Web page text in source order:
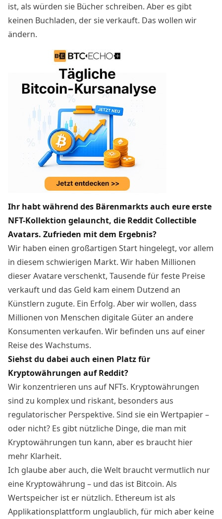
ist, als würden sie Bücher schreiben. Aber es gibt
keinen Buchladen, der sie verkauft. Das wollen wir
ändern.
Ihr habt während des Bärenmarkts auch eureerste
NFT-Kollektion gelauncht, die Reddit Collectible
Avatars. Zufrieden mit dem Ergebnis?
Wir haben einen großartigen Start hingelegt, vor allem
in diesem schwierigen Markt. Wir haben Millionen
dieser Avatare verschenkt, Tausende für feste Preise
verkauft und das Geld kam einem Dutzend an
Künstlern zugute. Ein Erfolg. Aber wir wollen, dass
Millionen von Menschen digitale Güter an andere
Konsumenten verkaufen. Wir befinden uns auf einer
Reise des Wachstums.
Siehst du dabei auch einen Platz für
Kryptowährungen auf Reddit?
Wir konzentrieren uns auf NFTs. Kryptowährungen
sind zu komplex und riskant, besonders aus
regulatorischer Perspektive. Sind sie ein Wertpapier –
oder nicht? Es gibt nützliche Dinge, die man mit
Kryptowährungen tun kann, aber es braucht hier
mehr Klarheit.
Ich glaube aber auch, die Welt braucht vermutlich nur
eine Kryptowährung – und das ist Bitcoin. Als
Wertspeicher ist er nützlich. Ethereum ist als
Applikationsplattform unglaublich, für mich aber keine